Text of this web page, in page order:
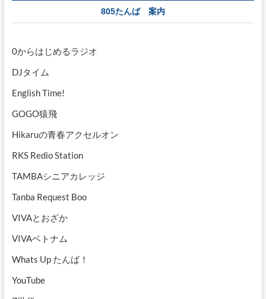
805たんば 案内
0からはじめるラジオ
DJタイム
English Time!
GOGO猿飛
Hikaruの青春アクセルオン
RKS Redio Station
TAMBAシニアカレッジ
Tanba Request Boo
VIVAとおざか
VIVAベトナム
Whats Up たんば！
YouTube